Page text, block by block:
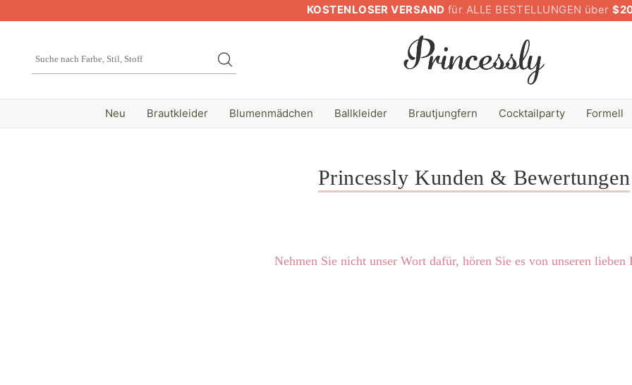
KOSTENLOSER VERSAND für ALLE BESTELLUNGEN über
Neu Brautkleider Blumenmädchen Ballkleider Brautjungfern Cocktailparty Formell
Princessly Kunden & Bewertungen
Nehmen Sie nicht unser Wort dafür, hören Sie es von unseren lieben